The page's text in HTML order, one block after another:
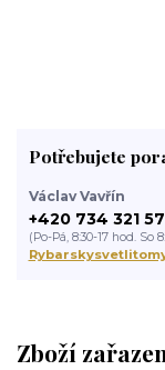
Zboží
Potřebujete
Václav Vavřín
+420 734 321
(Po-Pá, 8:30-17 hod. So